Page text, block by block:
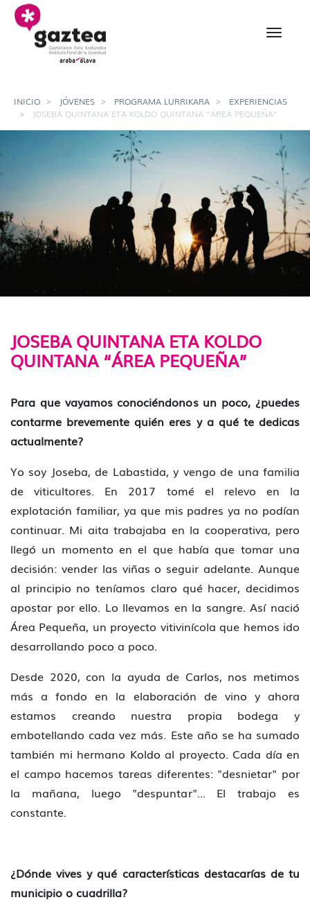
Saltar al contenido principal
Joseba Quintana eta
INICIO JÓVENES PROGRAMA LURRIKARA
EXPERIENCIAS
JOSEBA QUINTANA ETA KOLDO QUINTANA “ÁREA PEQUEÑA”
JOSEBA QUINTANA ETA KOLDO
QUINTANA “ÁREA PEQUEÑA”
Para que vayamos conociéndonos un poco, ¿puedes
contarme brevemente quién eres y a qué te dedicas
actualmente?
Yo soy Joseba, de Labastida, y vengo de una familia
de viticultores. En 2017 tomé el relevo en la
explotación familiar, ya que mis padres ya no podían
continuar. Mi aita trabajaba en la cooperativa, pero
llegó un momento en el que había que tomar una
decisión: vender las viñas o seguir adelante. Aunque
al principio no teníamos claro qué hacer, decidimos
apostar por ello. Lo llevamos en la sangre. Así nació
Área Pequeña, un proyecto vitivinícola que hemos ido
desarrollando poco a poco.
Desde 2020, con la ayuda de Carlos, nos metimos
más a fondo en la elaboración de vino y ahora
estamos creando nuestra propia bodega y
embotellando cada vez más. Este año se ha sumado
también mi hermano Koldo al proyecto. Cada día en
el campo hacemos tareas diferentes: "desnietar" por
la mañana, luego "despuntar"... El trabajo es
constante.
¿Dónde vives y qué características destacarías de tu
municipio o cuadrilla?